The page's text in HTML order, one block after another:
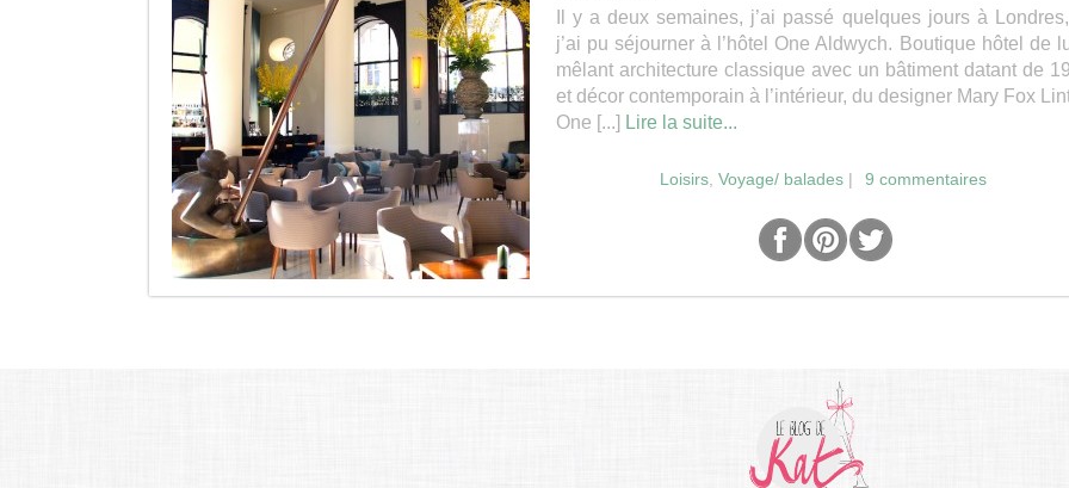
Il y a deux semaines, j’ai passé quelques jours à
j’ai pu séjourner à l’hôtel One Aldwych. Boutique hôtel de
mêlant architecture classique avec un bâtiment datant de
et décor contemporain à l’intérieur, du designer Mary Fox
One [...] Lire la suite...
Loisirs, Voyage/ balades| 9 commentaires